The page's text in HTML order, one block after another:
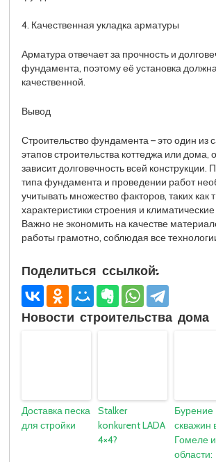
4. Качественная укладка арматуры
Арматура отвечает за прочность и
фундамента, поэтому её установка
качественной.
Вывод
Строительство фундамента – это один из
этапов строительства коттеджа или дома,
зависит долговечность всей конструкции.
типа фундамента и проведении работ
учитывать множество факторов, таких как
характеристики строения и
Важно не экономить на качестве
работы грамотно, соблюдая все
Поделиться ссылкой:
Новости строительства дома
Доставка песка
для стройки
Stalker
konkurent LADA
4×4?
Бурение
скважин
Гомеле и
области: